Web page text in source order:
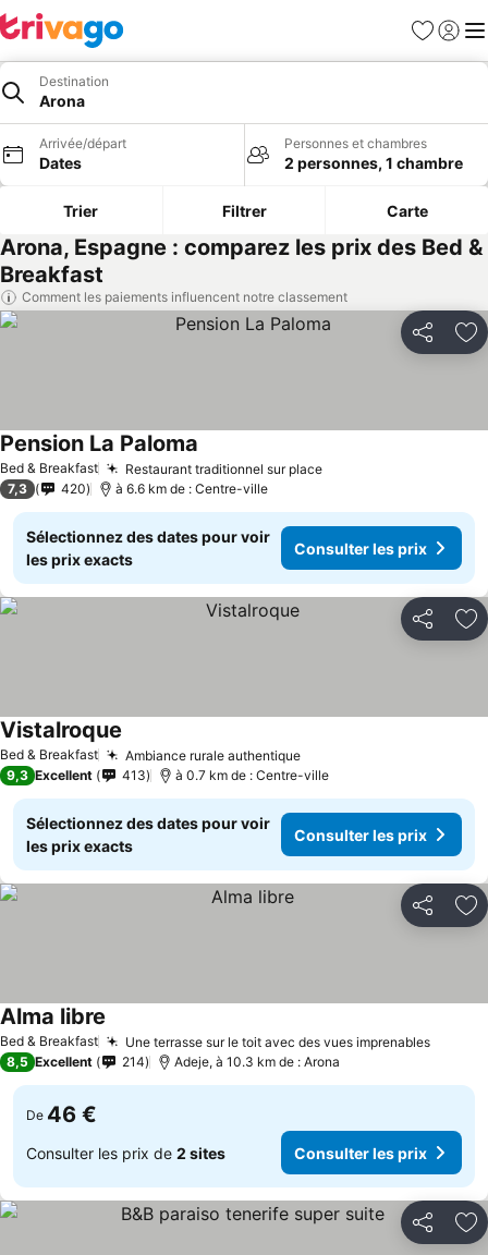
Favoris
Se
Destination
Arona
Arrivée/départ
Dates
Personnes et chambres
2 personnes, 1 chambre
Trier Filtrer Carte
Arona, Espagne : comparez les prix des Bed &
Breakfast
Comment les paiements influencent notre classement
Partager
Bed & Breakfast Restaurant traditionnel sur placeConsulter les prix
Pension La Paloma
7,3 420 à 6.6 km de : Centre-ville
Sélectionnez des dates pour voir
les prix exacts
Consulter les prix
Partager
Bed & Breakfast Ambiance rurale authentiqueConsulter les prix
Vistalroque
9,3 Excellent 413 à 0.7 km de : Centre-ville
Sélectionnez des dates pour voir
les prix exacts
Consulter les prix
Partager
Bed & Breakfast Une terrasse sur le toit avec des vues imprenables
Alma libre
8,5 Excellent 214 Adeje, à 10.3 km de : Arona
De 46 €
Consulter les prix de 2 sites Consulter les prix
Partager